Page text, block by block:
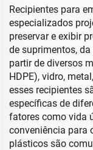
Recipientes para
especializados
preservar e exibir
de suprimentos,
partir de diversos
HDPE), vidro,
esses recipientes
específicas de
fatores como vida
conveniência para
plásticos são